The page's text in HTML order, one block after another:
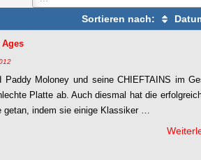
Sortieren nach:
Ages
Moloney und seine CHIEFTAINS im
Platte ab. Auch diesmal hat die
getan, indem sie einige Klassiker …